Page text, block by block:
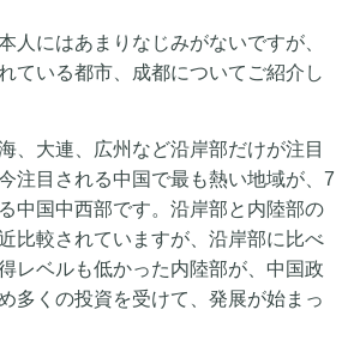
人にはあまりなじみがないですが、
ている都市、成都についてご紹介し
、大連、広州など沿岸部だけが注目
注目される中国で最も熱い地域が、7
中国中西部です。沿岸部と内陸部の
比較されていますが、沿岸部に比べ
レベルも低かった内陸部が、中国政
多くの投資を受けて、発展が始まっ